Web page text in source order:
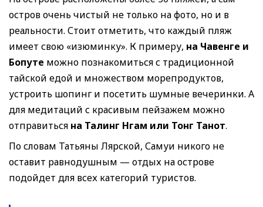
остров очень чистый не только на фото, но и в
реальности. Стоит отметить, что каждый пляж
имеет свою «изюминку». К примеру, на Чавенге и
Бопуте можно познакомиться с традиционной
тайской едой и множеством морепродуктов,
устроить шопинг и посетить шумные вечеринки. А
для медитаций с красивым пейзажем можно
отправиться на Талинг Нгам или Тонг Танот.
По словам Татьяны Лярской, Самуи никого не
оставит равнодушным — отдых на острове
подойдет для всех категорий туристов.